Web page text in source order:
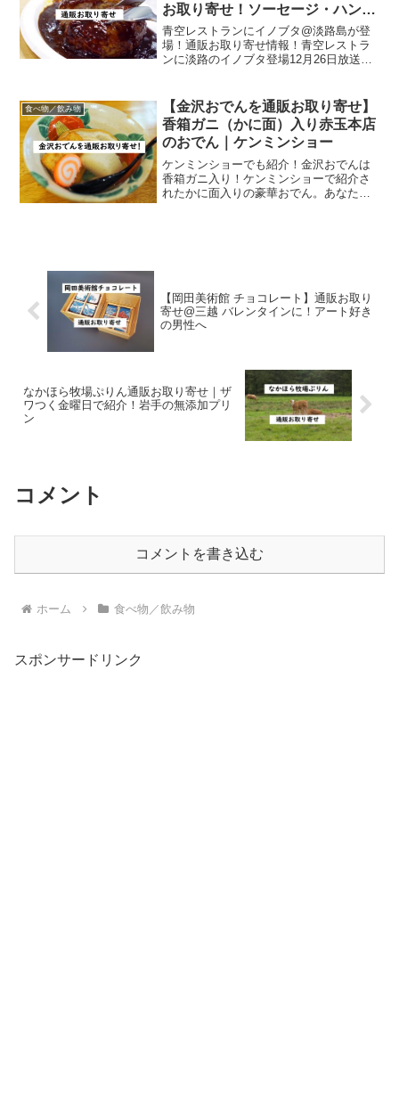
お取り寄せ！ソーセージ・ハンバ
ーグも
青空レストランにイノブタ@淡路島が登
場！通販お取り寄せ情報！青空レストラ
ンに淡路のイノブタ登場12月26日放送の
交配によりつくられた一代雑種。肉は脂
肪分が少なく、味はあ...
食べ物／飲み物
【金沢おでんを通販お取り寄せ】
香箱ガニ（かに面）入り赤玉本店
のおでん｜ケンミンショー
ケンミンショーでも紹介！金沢おでんは
香箱ガニ入り！ケンミンショーで紹介さ
れたかに面入りの豪華おでん。あなたは
【岡田美術館 チョコレート】通販お取り
寄せ@三越 バレンタインに！アート好き
の男性へ
なかほら牧場ぷりん通販お取り寄せ｜ザ
ワつく金曜日で紹介！岩手の無添加プリ
ン
コメント
コメントを書き込む
ホーム 食べ物／飲み物
スポンサードリンク